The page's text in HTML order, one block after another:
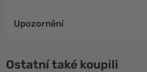
Upozornění
Ostatní také koupili